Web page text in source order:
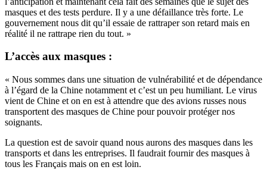
masques et des tests perdure. Il y a une défaillance très forte. Le
gouvernement nous dit qu’il essaie de rattraper son retard mais en
réalité il ne rattrape rien du tout. »
L’accès aux masques :
« Nous sommes dans une situation de vulnérabilité et de dépendance
à l’égard de la Chine notamment et c’est un peu humiliant. Le virus
vient de Chine et on en est à attendre que des avions russes nous
transportent des masques de Chine pour pouvoir protéger nos
soignants.
La question est de savoir quand nous aurons des masques dans les
transports et dans les entreprises. Il faudrait fournir des masques à
tous les Français mais on en est loin.